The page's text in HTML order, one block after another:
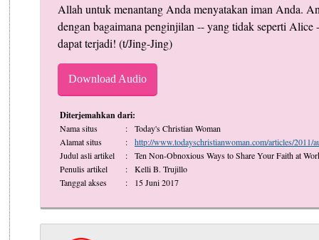
Allah untuk menantang Anda menyatakan iman Anda.
dengan bagaimana penginjilan -- yang tidak seperti Alice
dapat terjadi! (t/Jing-Jing)
Download Audio
Diterjemahkan dari:
Nama situs :
Today's Christian Woman
Alamat situs
:
http://www.todayschristianwoman.com/articles/2011/
Judul asli artikel
:
Ten Non-Obnoxious Ways to Share Your Faith at
Penulis artikel
:
Kelli B. Trujillo
Tanggal akses
: 15 Juni 2017